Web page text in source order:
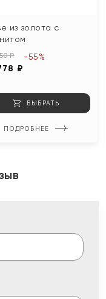
из золота с
₽
₽
-55%
ВЫБРАТЬ
ПОДРОБНЕЕ